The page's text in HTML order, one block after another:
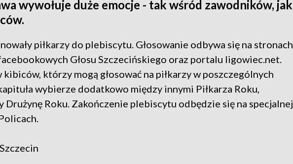
wywołuje duże emocje - tak wśród zawodników, jak
piłkarzy do plebiscytu. Głosowanie odbywa się na stronach
Głosu Szczecińskiego oraz portalu ligowiec.net.
którzy mogą głosować na piłkarzy w poszczególnych
wybierze dodatkowo między innymi Piłkarza Roku,
Drużynę Roku. Zakończenie plebiscytu odbędzie się na specjalnej